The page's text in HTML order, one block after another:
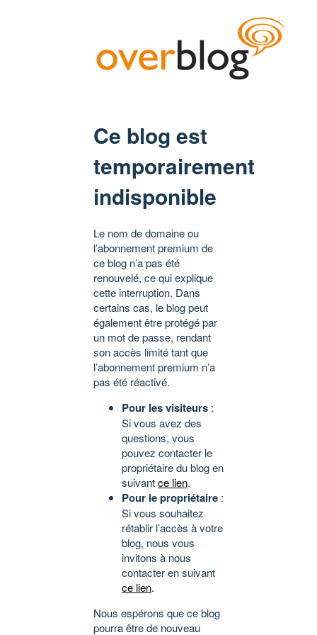
Ce blog est
temporairement
indisponible
Le nom de domaine ou
l’abonnement premium de
ce blog n’a pas été
renouvelé, ce qui explique
cette interruption. Dans
certains cas, le blog peut
également être protégé par
un mot de passe, rendant
son accès limité tant que
l’abonnement premium n’a
pas été réactivé.
Pour les visiteurs :
Si vous avez des
questions, vous
pouvez contacter le
propriétaire du blog en
suivantce lien.
Pour le propriétaire :
Si vous souhaitez
rétablir l’accès à votre
blog, nous vous
invitons à nous
contacter en suivant
ce lien.
Nous espérons que ce blog
pourra être de nouveau